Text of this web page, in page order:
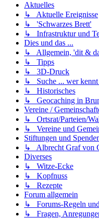
Aktuelles
↳ Aktuelle Ereignisse
↳ 'Schwarzes Brett'
↳ Infrastruktur und
Dies und das ...
↳ Allgemein, 'dit &
↳ Tipps
↳ 3D-Druck
↳ Suche ... wer kennt
↳ Historisches
↳ Geocaching in
Vereine /
↳ Ortsrat/Parteien/
↳ Vereine und
Stiftungen und
↳ Albrecht Graf von
Diverses
↳ Witze-Ecke
↳ Kopfnuss
↳ Rezepte
Forum allgemein
↳ Forums-Regeln
↳ Fragen,